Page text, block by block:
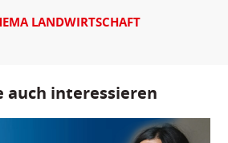
LANDWIRTSCHAFT
auch interessieren